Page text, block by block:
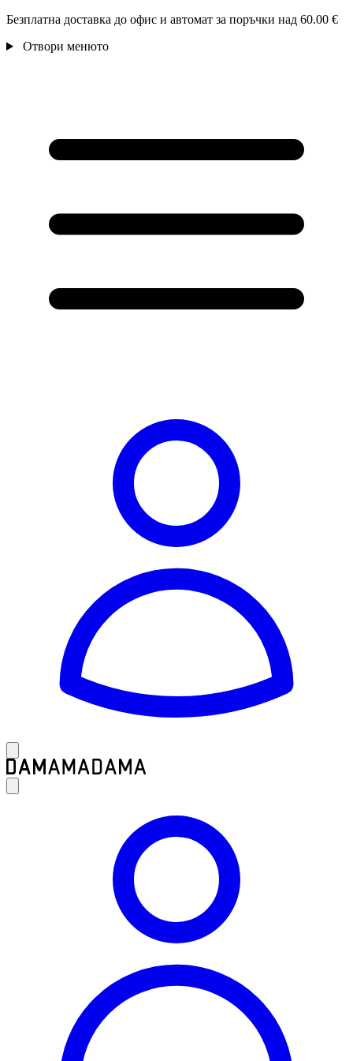
Безплатна доставка до офис и автомат за поръчки над 60.00 €
Отвори менюто